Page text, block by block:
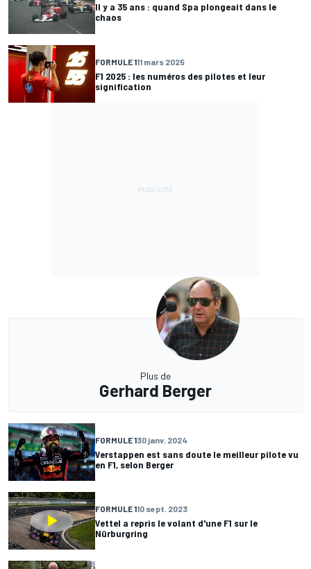
Il y a 35 ans : quand Spa plongeait dans le
chaos
FORMULE 111 mars 2025
F1 2025 : les numéros des pilotes et leur
signification
Plus de
Gerhard Berger
FORMULE 130 janv. 2024
Verstappen est sans doute le meilleur pilote vu
en F1, selon Berger
FORMULE 110 sept. 2023
Vettel a repris le volant d'une F1 sur le
Nürburgring